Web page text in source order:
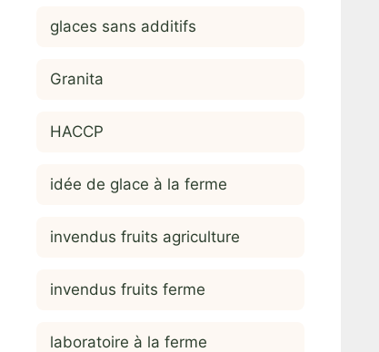
glaces sans additifs
Granita
HACCP
idée de glace à la ferme
invendus fruits agriculture
invendus fruits ferme
laboratoire à la ferme